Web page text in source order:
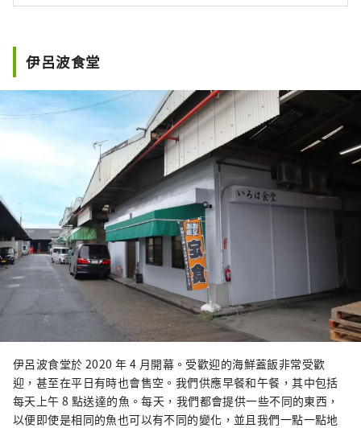
伊呂波食堂
伊呂波食堂於 2020 年 4 月開幕。受歡迎的海鮮蓋飯非常受歡
迎，甚至在平日有時也會售空。我們供應早餐和午餐，其中包括
每天上午 8 點送達的魚。每天，我們都會提供一些不同的東西，
以便即使是相同的魚也可以有不同的變化，並且我們一點一點地